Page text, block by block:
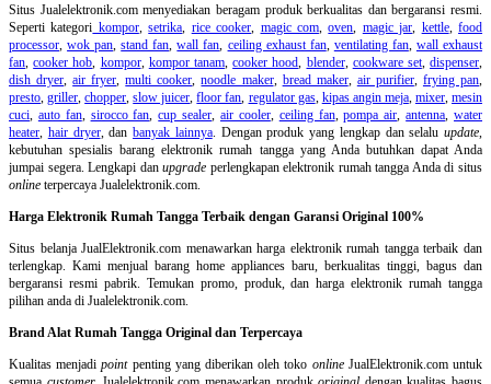
Situs Jualelektronik.com menyediakan beragam produk berkualitas dan bergaransi resmi.
Seperti kategori kompor,setrika rice cooker magic com,oven magic jar kettle,food
processor ,wok pan ,stand fan ,wall fan ceiling exhaust fan, ventilating fan, wall exhaust
fan ,cooker hob kompor, kompor tanam,cooker hood blender, cookware set,dispenser
dish dryer ,air fryer ,multi cooker ,noodle maker, bread maker, air purifier, frying pan
presto ,griller ,chopper ,slow juicer ,floor fan regulator gas, kipas angin meja, mixer,mesin
cuci auto fan, sirocco fan ,cup sealer ,air cooler, ceiling fan,pompa air ,antenna ,water
heater hair dryer, dan banyak lainnya. Dengan produk yang lengkap dan selalu update
kebutuhan spesialis barang elektronik rumah tangga yang Anda butuhkan dapat Anda
jumpai segera. Lengkapi danupgrade perlengkapan elektronik rumah tangga Anda di situs
online terpercaya Jualelektronik.com.
Harga Elektronik Rumah Tangga Terbaik dengan Garansi Original 100%
Situs belanjaJualElektronik.com menawarkan harga elektronik rumah tangga terbaik dan
terlengkap. Kami menjual barang home appliances baru, berkualitas tinggi, bagus dan
bergaransi resmi pabrik. Temukan promo, produk, dan harga elektronik rumah tangga
pilihan anda di Jualelektronik.com.
Brand Alat Rumah Tangga Original dan Terpercaya
Kualitas menjadipointpenting yang diberikan oleh toko onlineJualElektronik.com untuk